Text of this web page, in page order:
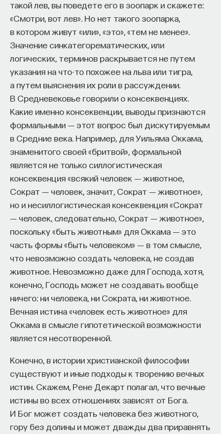
такой лев, вы поведете его в зоопарк и скажете:
«Смотри, вот лев». Но нет такого зоопарка,
в котором живут «или», «это», «тем не менее».
Значение синкатегорематических, или
логических, терминов раскрывается не путем
указания на что-то похожее на льва или тигра,
а путем выяснения их роли в рассуждении.
В Средневековье говорили о консеквенциях.
Какие именно консеквенции, выводы признаются
формальными ― этот вопрос был дискутируемым
в Средние века. Например, для Уильяма Оккама,
знаменитого своей «бритвой», формальной
является не только силлогистическая
консеквенция «всякий человек ― животное,
Сократ ― человек, значит, Сократ ― животное»,
но и несиллогистическая консеквенция «Сократ
― человек, следовательно, Сократ ― животное»,
поскольку «быть животным» для Оккама ― это
часть формы «быть человеком» ― в том смысле,
что невозможно создать человека, не создав
животное. Невозможно даже для Господа, хотя,
конечно, Господь может не создавать вообще
ничего: ни человека, ни Сократа, ни животное.
Вечная истина «человек есть животное» для
Оккама в смысле гипотетической возможности
является несотворенной.
Конечно, в истории христианской философии
существуют и иные подходы к творению вечных
истин. Скажем, Рене Декарт полагал, что вечные
истины во всех отношениях зависят от Бога.
И Бог может создать человека без животного,
гору без долины и может дважды два приравнять
Химия между нейронами:
вещества, которые управляют
нами
СОХРАНИТЬ КУРС
Внеси свой вклад в дело
просвещения!
ПОДДЕРЖАТЬ ПОСТНАУКУ
пришедшими из прошлого столетия. Еще раз
Он родился спустя 5 лет после объединения
не всегда адекватны времени.
На первом этапе, примерно до конца 50-х годов,
это было очень эффективно, но уже в 60-е годы
становится очевидным, что методы правления
Аденауэра не отвечают развитию как Германии,
так и стран Европы. При этом необходимо
сказать, что для Аденауэра было важным
вывести Германию из той катастрофы, в которой
она оказалась впериод национал-социализма
и Второй мировой войны, и на это было потрачено
огромное усилие политической воли Аденауэра.
В то же время многие решения Аденауэра носили
двойственный характер. Обычно приводят факт,
связанный с амнистией бывших национал-
социалистов, членов партии. Было две амнистии:
в 1949 году в честь возникновения нового
государства, когда были выпущены многие
бывшие национал-социалисты, отбывавшие срок
пятилетию создания нового государства.
Кроме того, в аппарате канцлера —
в министерствах и ведомствах Федеративной
Республики Германия — стали активно работать
бывшие члены партии.